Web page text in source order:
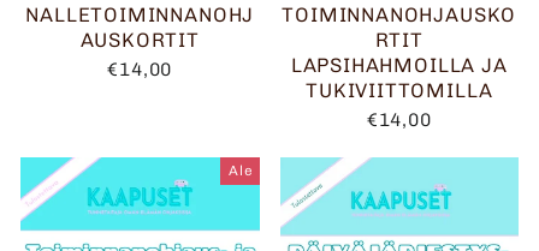
NALLETOIMINNANOHJ
AUSKORTIT
€14,00
TOIMINNANOHJAUSKO
RTIT
LAPSIHAHMOILLA JA
TUKIVIITTOMILLA
€14,00
Ale